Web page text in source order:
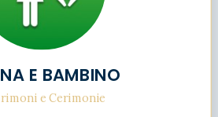
E BAMBINO
e Cerimonie